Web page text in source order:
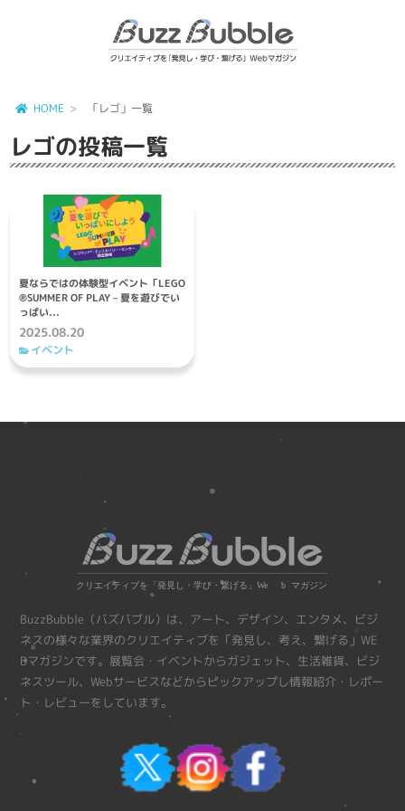
HOME 「レゴ」一覧
レゴの投稿一覧
夏ならではの体験型イベント「LEGO
®SUMMER OF PLAY – 夏を遊びでい
っぱい...
2025.08.20
イベント
BuzzBubble（バズバブル）は、アート、デザイン、エンタメ、ビジ
ネスの様々な業界のクリエイティブを「発見し、考え、繋げる」WE
Bマガジンです。展覧会・イベントからガジェット、生活雑貨、ビジ
ネスツール、Webサービスなどからピックアップし情報紹介・レポー
ト・レビューをしています。